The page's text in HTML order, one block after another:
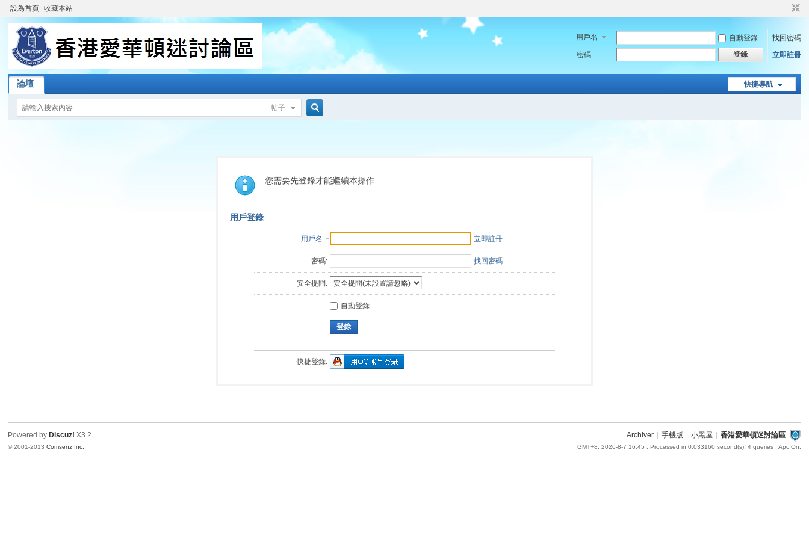
設為首頁 收藏本站
用戶名 自動登錄
找回密碼
密碼
登錄 立即註冊
快捷導航
論壇
帖子
索
您需要先登錄才能繼續本操作
用戶登錄
用戶名 立即註冊
密碼: 找回密碼
安全提問:
自動登錄
登錄
快捷登錄:
Archiver 手機版 小黑屋 香港愛華頓迷討論區
GMT+8, 2026-8-7 16:45 , Processed in 0.033160 second(s), 4 queries , Apc On.
Powered by Discuz! X3.2
© 2001-2013Comsenz Inc.